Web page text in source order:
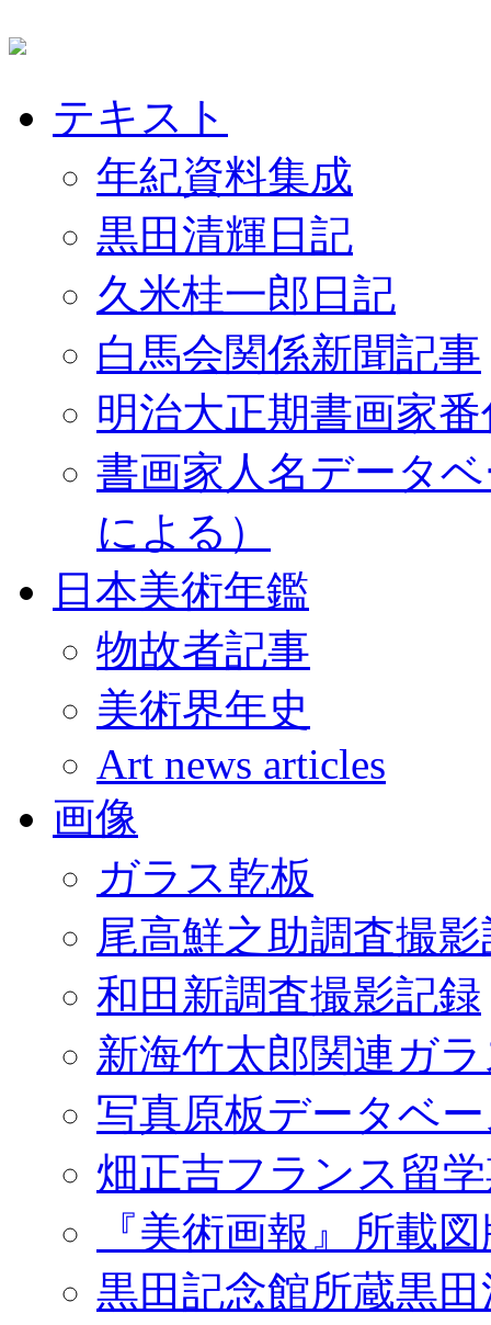
テキスト
年紀資料集成
黒田清輝日記
久米桂一郎日記
白馬会関係新聞記事
明治大正期書画家
書画家人名データ
による）
日本美術年鑑
物故者記事
美術界年史
Art news articles
画像
ガラス乾板
尾高鮮之助調査撮
和田新調査撮影記録
新海竹太郎関連ガ
写真原板データベ
畑正吉フランス留
『美術画報』所載
黒田記念館所蔵黒